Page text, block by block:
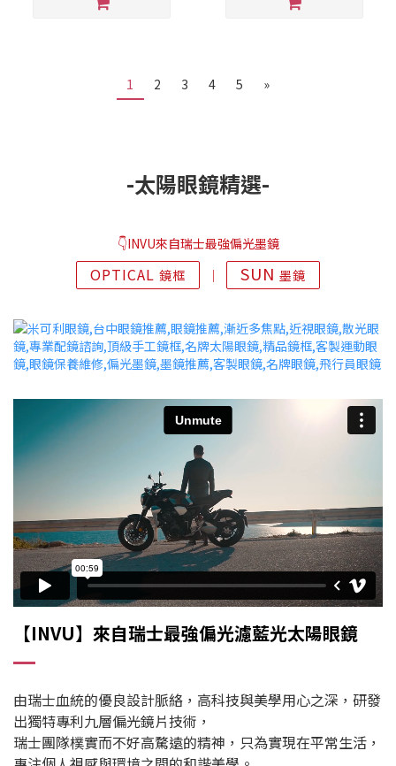
1 2 3 4 5 »
-太陽眼鏡精選-
👇INVU來自瑞士最強偏光墨鏡
OPTICAL 鏡框 │ SUN墨鏡
【INVU】來自瑞士最強偏光濾藍光太陽眼鏡
由瑞士血統的優良設計脈絡，高科技與美學用心之深，研發
出獨特專利九層偏光鏡片技術，
瑞士團隊樸實而不好高騖遠的精神，只為實現在平常生活，